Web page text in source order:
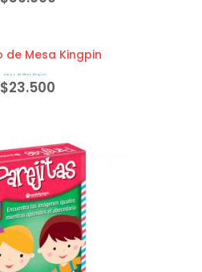
Juego de Mesa Kingpin
$23.500